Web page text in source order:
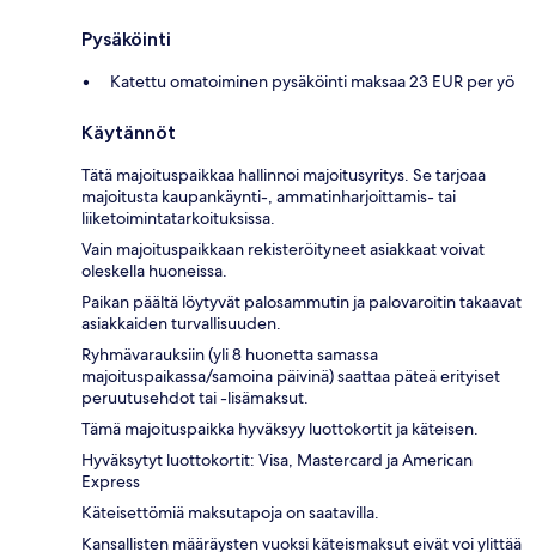
Pysäköinti
Katettu omatoiminen pysäköinti maksaa 23 EUR per yö
Käytännöt
Tätä majoituspaikkaa hallinnoi majoitusyritys. Se tarjoaa
majoitusta kaupankäynti-, ammatinharjoittamis- tai
liiketoimintatarkoituksissa.
Vain majoituspaikkaan rekisteröityneet asiakkaat voivat
oleskella huoneissa.
Paikan päältä löytyvät palosammutin ja palovaroitin takaavat
asiakkaiden turvallisuuden.
Ryhmävarauksiin (yli 8 huonetta samassa
majoituspaikassa/samoina päivinä) saattaa päteä erityiset
peruutusehdot tai -lisämaksut.
Tämä majoituspaikka hyväksyy luottokortit ja käteisen.
Hyväksytyt luottokortit: Visa, Mastercard ja American
Express
Käteisettömiä maksutapoja on saatavilla.
Kansallisten määräysten vuoksi käteismaksut eivät voi ylittää